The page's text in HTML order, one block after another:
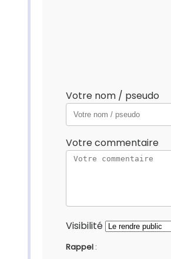
Votre nom / pseudo
Votre commentaire
Visibilité
Rappel :